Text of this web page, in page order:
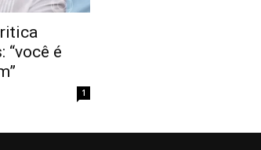
“você é
1